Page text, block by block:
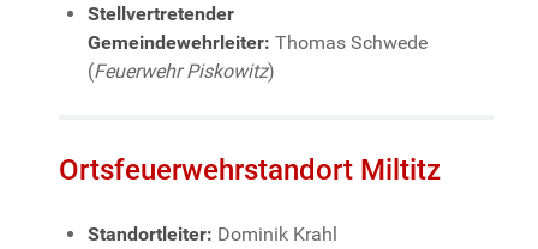
Stellvertretender
Gemeindewehrleiter: Thomas Schwede
(Feuerwehr Piskowitz)
Ortsfeuerwehrstandort Miltitz
Standortleiter: Dominik Krahl